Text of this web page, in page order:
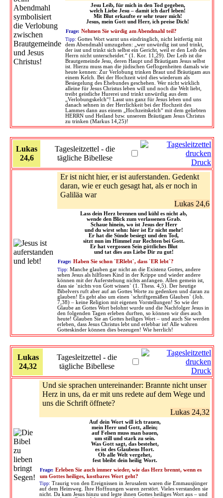
Jesu Leib, für mich in den Tod gegeben,
welch Liebe Jesu – damit ich darf leben!
Mit Blut erkaufte er sehr teuer mich!
Jesus, mein Gott und Herr, ich preise Dich!
Frage: Nehmen Sie würdig am Abendmahl teil?
Tipp: Gottes Wort warnt uns eindringlich, nicht leitfertig mit
dem Abendmahl umzugehen: „wer unwürdig isst und trinkt,
der isst und trinkt sich selbst ein Gericht, weil er den Leib des
Herrn nicht unterscheidet.“ (1. Kor. 11,29). Der Leib ist die
Brautgemeinde Jesu, deren Haupt und Bräutigam Jesus selbst
ist. Hierzu muss man die jüdischen Geflogenheiten damals wie
heute kennen: Zur Verlobung trinken Braut und Bräutigam aus
einem Kelch. Bei der Hochzeit wird dies wiederum als
Besiegelung des Ehebundes geschehen. Wer nicht wirklich
alleine für Jesus Christus leben will und noch die Welt liebt,
treibt geistliche Hurerei und trinkt unwürdig aus dem
„Verlobungskelch“! Lasst uns ganz für Jesus leben und uns
danach sehnen in der Herrlichkeit bei der Hochzeit des
Lammes dann aus einem „Hochzeitskelch“ mit dem geliebten
HERRN und Heiland bzw. unserem Bräutigam Jesus Christus
zu trinken (Markus 14,25)!
Lukas
24,6
Tagesleitzettel - die
tägliche Bibellese
Druck
Er ist nicht hier, er ist auferstanden. Gedenkt
daran, wie er euch gesagt hat, als er noch in
Galiläa war
Lukas 24,6
Lass dein Herz brennen und kühl es nicht ab,
wende den Blick zum verlassenen Grab.
Schaue hinein, wo ist Jesus der Herr
und du wirst sehn: hier ist Er nicht mehr!
Er hat die Sünde besiegt und den Tod,
sitzt nun im Himmel zur Rechten bei Gott.
Er hat vergossen Sein göttliches Blut
und tat dies aus Liebe Dir zu gut!
Frage: Haben Sie schon `ERlebt`, dass `ER lebt`?
Tipp: Manche glauben gar nicht an die Existenz Gottes, andere
sehen Jesus als hilfloses Kind in der Krippe und wieder andere
können mit der Auferstehung nichts anfangen. Allen gemein ist,
dass sie `nichts von Gott wissen` (1. Thess. 4,5). Der heutige
Bibelvers ruft aber auf an Gottes Worte zu gedenken und daran zu
glauben! Es geht also um einen `schriftgemäßen Glauben` (Joh.
7,38) – keine Religion mit eigenen Vorstellungen! So wie der
Glaube an Gottes Wort belohnt wurde und die Nachfolger Jesus in
den folgenden Tagen erleben durften, so können wir dies auch
heute! Glauben Sie an Gottes heiliges Wort – und auch Sie werden
erleben, dass Jesus Christus lebt und erlebbar ist! Alle wahren
Gotteskinder können dies bezeugen! Wie herrlich!
Lukas
24,32
Tagesleitzettel - die
tägliche Bibellese
Druck
Und sie sprachen untereinander: Brannte nicht unser
Herz in uns, da er mit uns redete auf dem Wege und
uns die Schrift öffnete?
Lukas 24,32
Auf dein Wort will ich trauen,
mein Herr und Gott, allein;
auf Felsen muss man bauen,
um still und stark zu sein.
Was Gott sagt, das bestehet,
es ist des Glaubens Hort.
Ob alle Welt vergehet,
fest bleibt dein heilig Wort.
Frage: Erleben Sie auch immer wieder, wie das Herz brennt, wenn es
um Gottes heiliges, kostbares Wort geht?
Tipp: Traurig von den Ereignissen in Jerusalem waren die Emmausjünger
auf dem Heimweg. Ihre Hoffnungen waren zerstört. Vieles verstanden sie
nicht. Da kam Jesus hinzu und legte ihnen Gottes heiliges Wort aus – und